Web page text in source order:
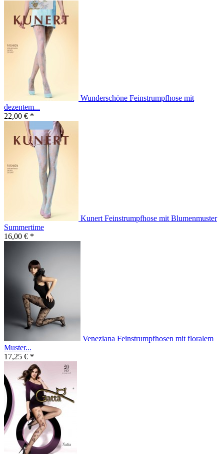
Wunderschöne Feinstrumpfhose mit
dezentem...
22,00 € *
Kunert Feinstrumpfhose mit Blumenmuster
Summertime
16,00 € *
Veneziana Feinstrumpfhosen mit floralem
Muster...
17,25 € *